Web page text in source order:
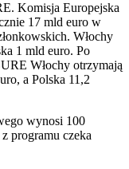
Komisja Europejska
17 mld euro w
Włochy
1 mld euro. Po
Włochy otrzymają
a Polska 11,2
wynosi 100
programu czeka